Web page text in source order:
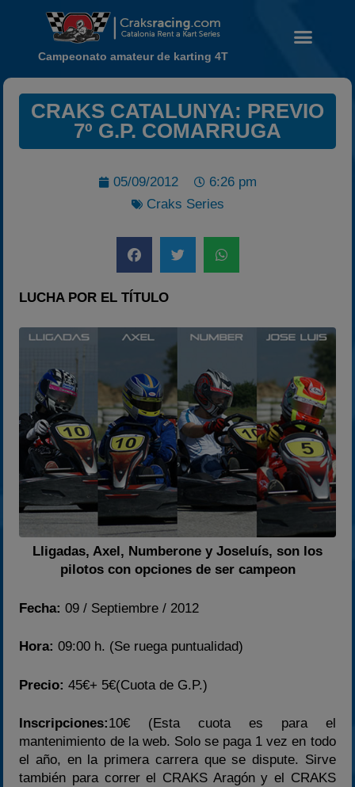
Temporada 2026
2022
2024
2025
Estadísticas
Preguntas Frecuentes
Campeonato amateur de karting 4T
CRAKS CATALUNYA: PREVIO
7º G.P. COMARRUGA
05/09/2012
6:26 pm
Craks Series
LUCHA POR EL TÍTULO
Lligadas, Axel, Numberone y Joseluís, son los
pilotos con opciones de ser campeon
Fecha: 09 / Septiembre / 2012
Hora: 09:00 h. (Se ruega puntualidad)
Precio: 45€+ 5€(Cuota de G.P.)
Inscripciones:10€ (Esta cuota es para el
mantenimiento de la web. Solo se paga 1 vez en todo
el año, en la primera carrera que se dispute. Sirve
también para correr el CRAKS Aragón y el CRAKS